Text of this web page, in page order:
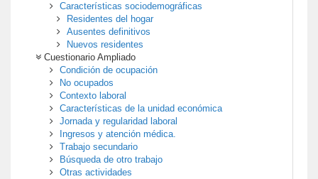
Características sociodemográficas
Residentes del hogar
Ausentes definitivos
Nuevos residentes
Cuestionario Ampliado
Condición de ocupación
No ocupados
Contexto laboral
Características de la unidad económica
Jornada y regularidad laboral
Ingresos y atención médica.
Trabajo secundario
Búsqueda de otro trabajo
Otras actividades